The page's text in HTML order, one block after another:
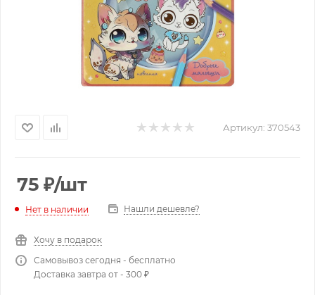
Артикул: 370543
75 ₽/шт
Нет в наличии Нашли дешевле?
Хочу в подарок
Самовывоз сегодня - бесплатно
Доставка завтра от - 300 ₽